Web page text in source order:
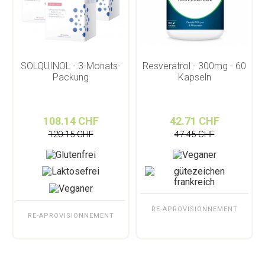
SOLQUINOL - 3-Monats-
Packung
108.14 CHF
120.15 CHF
RE-APROVISIONNEMENT
Resveratrol - 300mg - 60
Kapseln
42.71 CHF
47.45 CHF
RE-APROVISIONNEMENT